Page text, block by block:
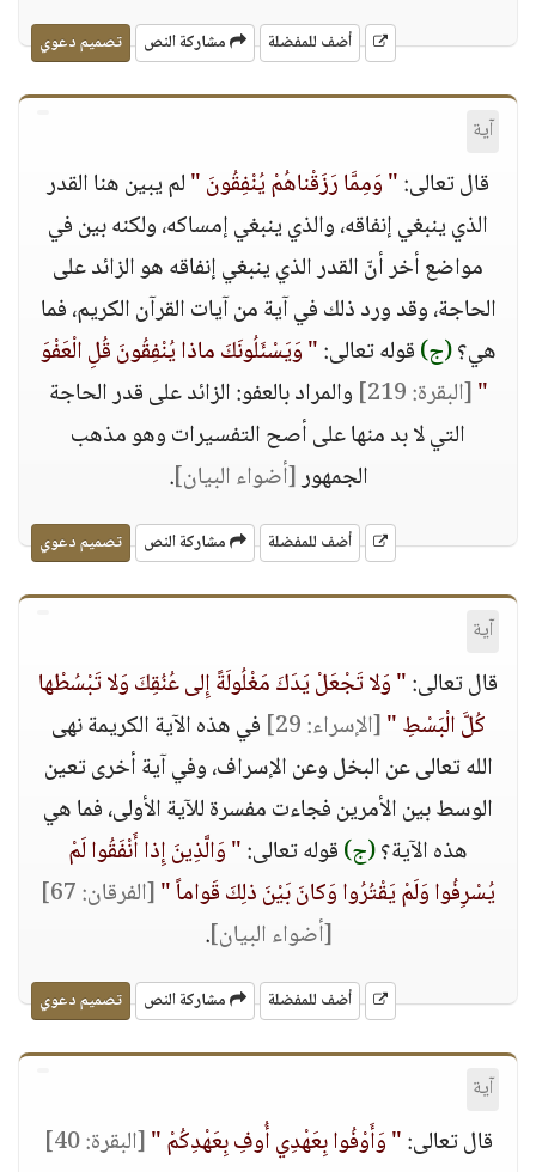
أضف للمفضلة مشاركة النص تصميم دعوي
آية
قال تعالى:" وَمِمَّا رَزَقْناهُمْ يُنْفِقُونَ "لم يبين هنا القدر
الذي ينبغي إنفاقه، والذي ينبغي إمساكه، ولكنه بين في
مواضع أخر أنّ القدر الذي ينبغي إنفاقه هو الزائد على
الحاجة، وقد ورد ذلك في آية من آيات القرآن الكريم، فما
هي؟(ج)قوله تعالى:" وَيَسْئَلُونَكَ ماذا يُنْفِقُونَ قُلِ الْعَفْوَ
"[البقرة: 219]
والمراد بالعفو: الزائد على قدر الحاجة
التي لا بد منها على أصح التفسيرات وهو مذهب
الجمهور[أضواء البيان].
أضف للمفضلة مشاركة النص تصميم دعوي
آية
قال تعالى:" وَلا تَجْعَلْ يَدَكَ مَغْلُولَةً إِلى عُنُقِكَ وَلا تَبْسُطْها
كُلَّ الْبَسْطِ "[الإسراء: 29]
في هذه الآية الكريمة نهى
الله تعالى عن البخل وعن الإسراف، وفي آية أخرى تعين
الوسط بين الأمرين فجاءت مفسرة للآية الأولى، فما هي
هذه الآية؟(ج)قوله تعالى:" وَالَّذِينَ إِذا أَنْفَقُوا لَمْ
يُسْرِفُوا وَلَمْ يَقْتُرُوا وَكانَ بَيْنَ ذلِكَ قَواماً "[الفرقان: 67]
[أضواء البيان].
أضف للمفضلة مشاركة النص تصميم دعوي
آية
قال تعالى:" وَأَوْفُوا بِعَهْدِي أُوفِ بِعَهْدِكُمْ "[البقرة: 40]